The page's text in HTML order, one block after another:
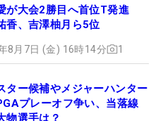
が大会2勝目へ首位T発進
香、吉澤柚月ら5位
8月7日 (金) 16時14分 1
ター候補やメジャーハンター
プレーオフ争い、当落線
物選手は？